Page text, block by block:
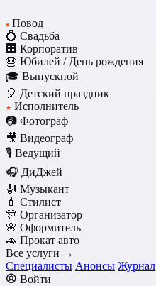
♥ Повод
💍 Свадьба
🏢 Корпоратив
🎂 Юбилей / День рождения
🎓 Выпускной
🎈 Детский праздник
★ Исполнитель
📷 Фотограф
🎥 Видеограф
🎙️ Ведущий
🎧 ДиДжей
🎻 Музыкант
💄 Стилист
🎊 Организатор
🌸 Оформитель
🚗 Прокат авто
Все услуги →
Специалисты Анонсы Журнал
Войти